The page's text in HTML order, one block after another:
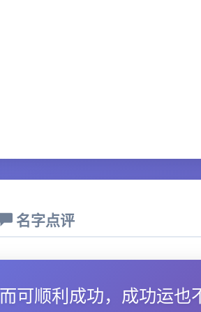
名字点评
可顺利成功，成功运也